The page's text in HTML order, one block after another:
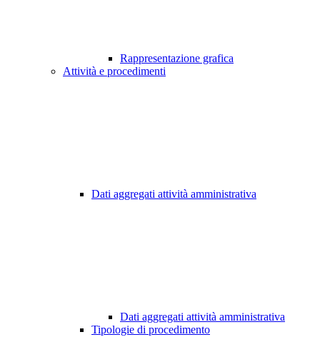
Rappresentazione grafica
Attività e procedimenti
Dati aggregati attività amministrativa
Dati aggregati attività amministrativa
Tipologie di procedimento